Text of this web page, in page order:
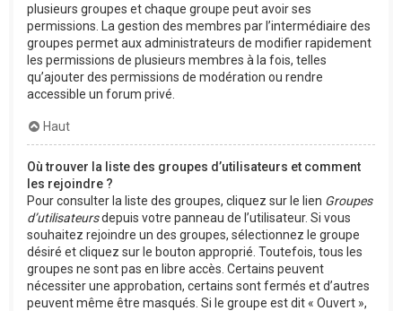
plusieurs groupes et chaque groupe peut avoir ses
permissions. La gestion des membres par l’intermédiaire des
groupes permet aux administrateurs de modifier rapidement
les permissions de plusieurs membres à la fois, telles
qu’ajouter des permissions de modération ou rendre
accessible un forum privé.
Haut
Où trouver la liste des groupes d’utilisateurs et comment
les rejoindre ?
Pour consulter la liste des groupes, cliquez sur le lien Groupes
d’utilisateursdepuis votre panneau de l’utilisateur. Si vous
souhaitez rejoindre un des groupes, sélectionnez le groupe
désiré et cliquez sur le bouton approprié. Toutefois, tous les
groupes ne sont pas en libre accès. Certains peuvent
nécessiter une approbation, certains sont fermés et d’autres
peuvent même être masqués. Si le groupe est dit « Ouvert »,